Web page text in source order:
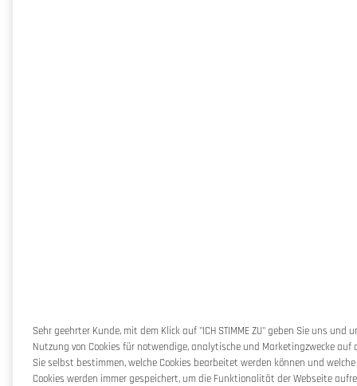
Sehr geehrter Kunde, mit dem Klick auf "ICH STIMME ZU" geben Sie uns
Nutzung von Cookies für notwendige, analytische und Marketingzwecke auf
Sie selbst bestimmen, welche Cookies bearbeitet werden können und
Cookies werden immer gespeichert, um die Funktionalität der Webseite